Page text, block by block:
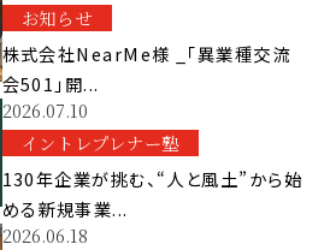
お知らせ
株式会社NearMe様 _「異業種交流
会501」開...
2026.07.10
イントレプレナー塾
130年企業が挑む、“人と風土”から始
める新規事業...
2026.06.18